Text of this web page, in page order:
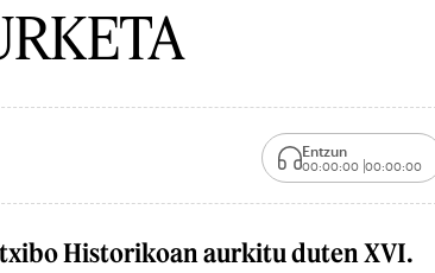
Entzun
00:00:00 00:00:00
Historikoan aurkitu duten XVI.